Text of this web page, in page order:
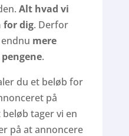
Alt hvad vi
for dig. Derfor
mere
.
du et beløb for
på
tager vi en
på at annoncere